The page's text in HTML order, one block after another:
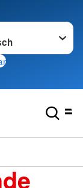
wechseln zu